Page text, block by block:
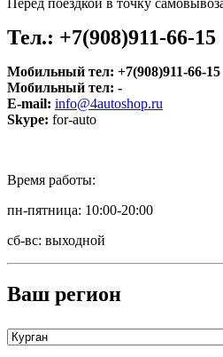
Тел.: +7(908)911-66-15
Мобильный тел: +7(908)911-66-15
Мобильный тел: -
E-mail: info@4autoshop.ru
Skype: for-auto
Время работы:
пн-пятница: 10:00-20:00
сб-вс: выходной
Ваш регион